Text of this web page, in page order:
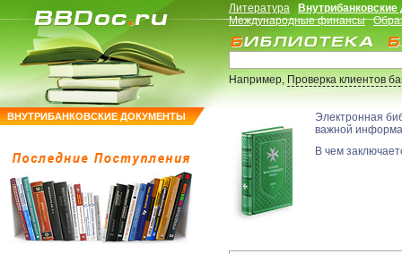
ВНУТРИБАНКОВСКИЕ ДОКУМЕНТЫ
Литература
Международные финансы
Например,Проверка клиентов
Электронная
важной
В чем